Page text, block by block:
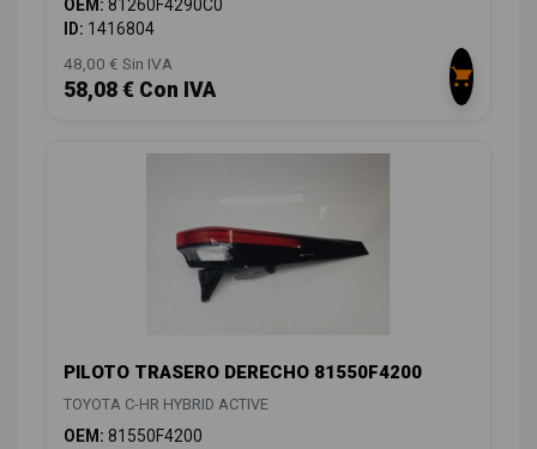
OEM: 81260F4290C0
ID: 1416804
48,00 € Sin IVA
58,08 € Con IVA
PILOTO TRASERO DERECHO 81550F4200
TOYOTA C-HR HYBRID ACTIVE
OEM: 81550F4200